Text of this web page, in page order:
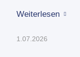
Weiterlesen
1.07.2026